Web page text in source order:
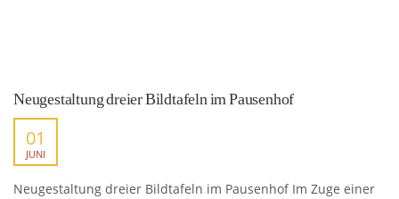
Neugestaltung dreier Bildtafeln im Pausenhof
01
JUNI
Neugestaltung dreier Bildtafeln im Pausenhof Im Zuge einer